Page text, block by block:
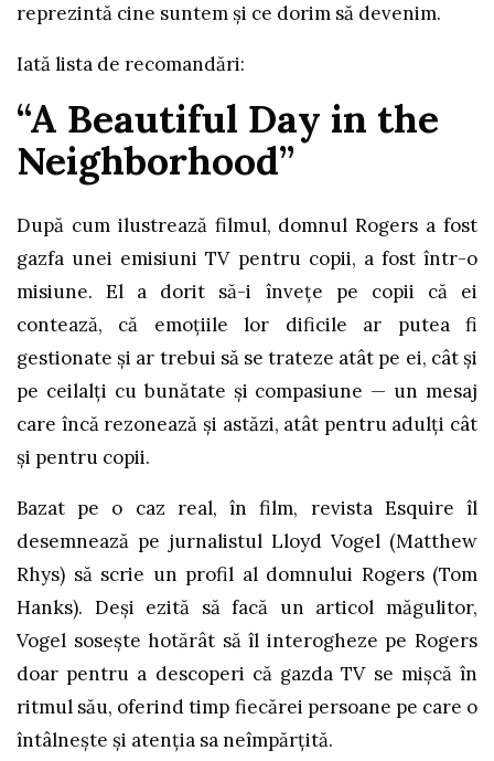
reprezintă cine suntem și ce dorim să devenim.
Iată lista de recomandări:
“A Beautiful Day in the
Neighborhood”
După cum ilustrează filmul, domnul Rogers a fost
gazfa unei emisiuni TV pentru copii, a fost într-o
misiune. El a dorit să-i învețe pe copii că ei
contează, că emoțiile lor dificile ar putea fi
gestionate și ar trebui să se trateze atât pe ei, cât și
pe ceilalți cu bunătate și compasiune — un mesaj
care încă rezonează și astăzi, atât pentru adulți cât
și pentru copii.
Bazat pe o caz real, în film, revista Esquire îl
desemnează pe jurnalistul Lloyd Vogel (Matthew
Rhys) să scrie un profil al domnului Rogers (Tom
Hanks). Deși ezită să facă un articol măgulitor,
Vogel sosește hotărât să îl interogheze pe Rogers
doar pentru a descoperi că gazda TV se mișcă în
ritmul său, oferind timp fiecărei persoane pe care o
întâlnește și atenția sa neîmpărțită.